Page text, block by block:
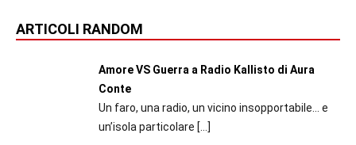
ARTICOLI RANDOM
Amore VS Guerra a Radio Kallisto di Aura
Conte
Un faro, una radio, un vicino insopportabile… e
un’isola particolare […]